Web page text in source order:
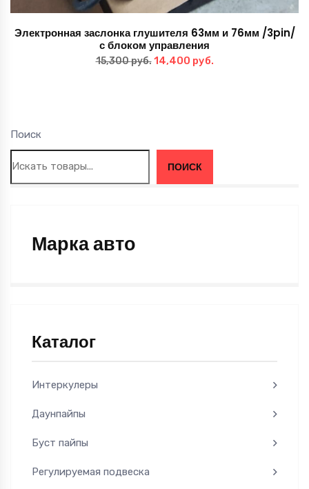
Поиск
ПОИСК
Марка авто
Каталог
Интеркулеры
Даунпайпы
Буст пайпы
Регулируемая подвеска
Электронная заслонка глушителя 63мм и 76мм /3pin/
с блоком управления
15,300руб. Первоначальная
14,400 руб.Текущая